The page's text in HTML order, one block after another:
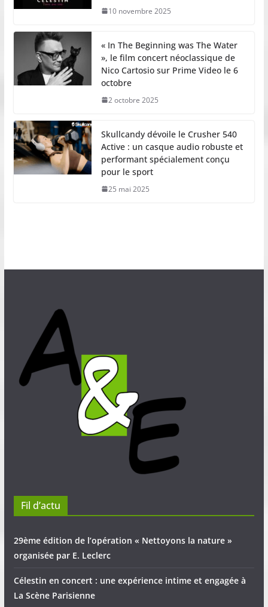
10 novembre 2025
« In The Beginning was The Water
», le film concert néoclassique de
Nico Cartosio sur Prime Video le 6
octobre
2 octobre 2025
Skullcandy dévoile le Crusher 540
Active : un casque audio robuste et
performant spécialement conçu
pour le sport
25 mai 2025
Fil d’actu
29ème édition de l’opération « Nettoyons la nature »
organisée par E. Leclerc
Célestin en concert : une expérience intime et engagée à
La Scène Parisienne